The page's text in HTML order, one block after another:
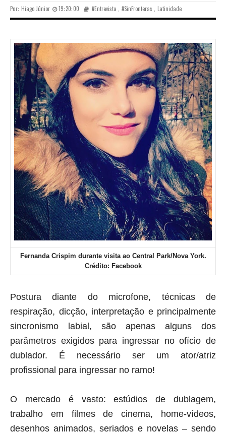
Por: Hiago Júnior 19:20:00 #Entrevista ,#SinFronteras Latinidade
Fernanda Crispim durante visita ao Central Park/Nova York.
Crédito: Facebook
Postura diante do microfone, técnicas de
respiração, dicção, interpretação e principalmente
sincronismo labial, são apenas alguns dos
parâmetros exigidos para ingressar no ofício de
dublador. É necessário ser um ator/atriz
profissional para ingressar no ramo!
O mercado é vasto: estúdios de dublagem,
trabalho em filmes de cinema, home-vídeos,
desenhos animados, seriados e novelas – sendo